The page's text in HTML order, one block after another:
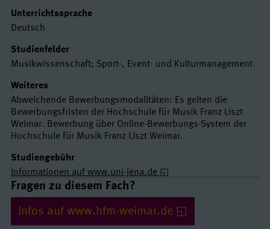
Unterrichtssprache
Deutsch
Studienfelder
Musikwissenschaft; Sport-, Event- und Kulturmanagement
Weiteres
Abweichende Bewerbungsmodalitäten: Es gelten die
Bewerbungsfristen der Hochschule für Musik Franz Liszt
Weimar. Bewerbung über Online-Bewerbungs-System der
Hochschule für Musik Franz Liszt Weimar.
Studiengebühr
Informationen auf www.uni-jena.de
Links und Kontakte
Fragen zu diesem Fach?
Infos auf www.hfm-weimar.de